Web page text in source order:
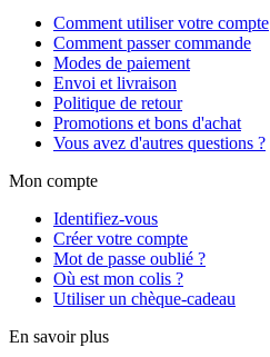
Comment utiliser votre compte
Comment passer commande
Modes de paiement
Envoi et livraison
Politique de retour
Promotions et bons d'achat
Vous avez d'autres questions ?
Mon compte
Identifiez-vous
Créer votre compte
Mot de passe oublié ?
Où est mon colis ?
Utiliser un chèque-cadeau
En savoir plus